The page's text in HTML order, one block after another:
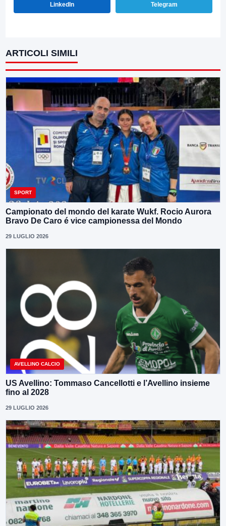
LinkedIn Telegram
ARTICOLI SIMILI
SPORT
Campionato del mondo del karate Wukf. Rocio Aurora
Bravo De Caro é vice campionessa del Mondo
29 LUGLIO 2026
AVELLINO CALCIO
US Avellino: Tommaso Cancellotti e l’Avellino insieme
fino al 2028
29 LUGLIO 2026